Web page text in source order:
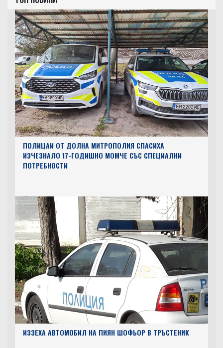
ПОЛИЦАИ ОТ ДОЛНА МИТРОПОЛИЯ СПАСИХА
ИЗЧЕЗНАЛО 17-ГОДИШНО МОМЧЕ СЪС СПЕЦИАЛНИ
ПОТРЕБНОСТИ
ИЗЗЕХА АВТОМОБИЛ НА ПИЯН ШОФЬОР В ТРЪСТЕНИК